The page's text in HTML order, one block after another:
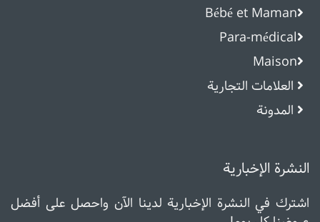
Bébé et Maman
Para-médical
Maison
العلامات التجارية
المدونة
النشرة الإخبارية
اشترك في النشرة الإخبارية لدينا الآن واحصل على أفضل